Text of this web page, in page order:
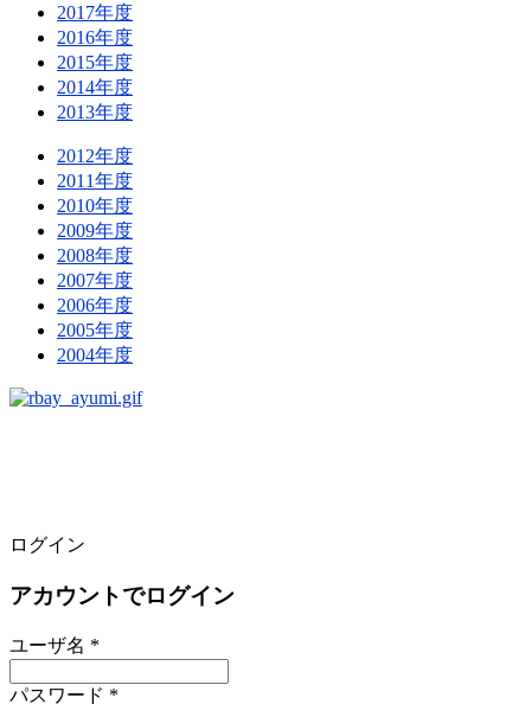
2017年度
2016年度
2015年度
2014年度
2013年度
2012年度
2011年度
2010年度
2009年度
2008年度
2007年度
2006年度
2005年度
2004年度
ログイン
アカウントでログイン
ユーザ名 *
パスワード *